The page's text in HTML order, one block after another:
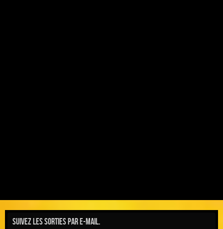
Suivez les sorties par e-mail.